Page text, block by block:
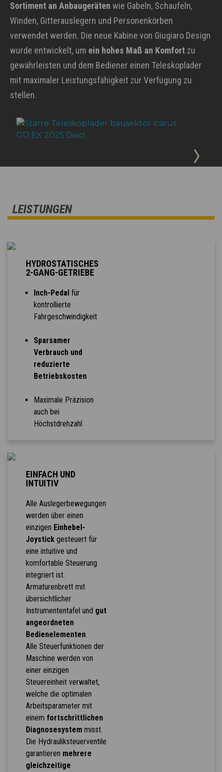
Sortiment an Anbaugeräten wie Gabeln, Schaufeln,
Winden, Gitterauslegern und Personenkörben
verwendet werden. Die neue Kabine von Giugiaro Design
wurde entwickelt, um ein hohes Maß an Komfort zu
gewährleisten und dem Bediener einen Teleskoplader
mit maximaler Leistungsfähigkeit zur Verfügung zu
stellen.
LEISTUNGEN
HYDROSTATISCHES
2-GANG-GETRIEBE
Inch-Pedal für
kontrollierte
Fahrgeschwindigkeit
Sparsamer
Verbrauch und
reduzierte
Betriebskosten
Maximale Präzision
auch bei
Höchstdrehzahl
EINFACH UND
INTUITIV
Alle Auslegerbewegungen
werden über einen
einzigen Einhebel-
Joystickgesteuert für
eine intuitive und
komfortable Steuerung
integriert ist.
Armaturenbrett mit
übersichtlicher
Instrumententafel und gut
angeordneten
Bedienelementen.
Alle Steuerfunktionen der
Maschine werden von
einer einzigen
Steuereinheit verwaltet,
welche die optimalen
Arbeitsparameter mit
einem fortschrittlichen
Diagnosesystemmisst.
Die Hydrauliksteuerventile
garantieren mehrere
gleichzeitige